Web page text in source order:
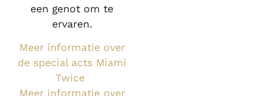
een genot om te
ervaren.
Meer informatie over
de special acts Miami
Twice
Meer informatie over